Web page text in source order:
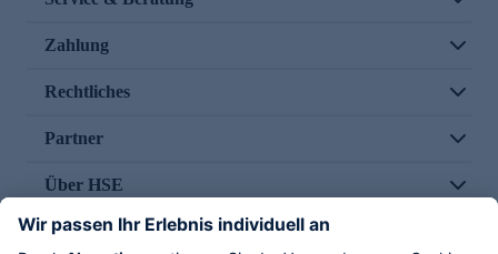
Zahlung
Rechtliches
Partner
Über HSE
Im TV